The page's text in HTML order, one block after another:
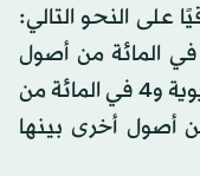
على النحو التالي:
في المائة بيض أميركيون و28 في المائة من أصول
أفريقية، 28 في المائة من أصول آسيوية و4 في المائة من
و3 في المائة من أصول أخرى بينها